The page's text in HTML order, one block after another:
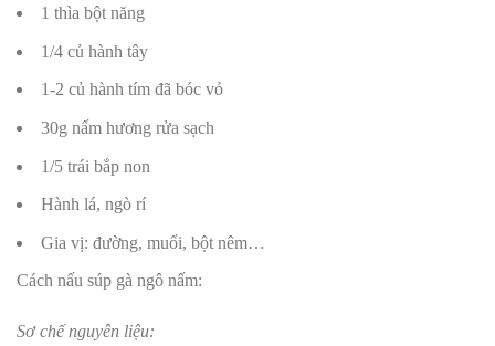
1 thìa bột năng
1/4 củ hành tây
1-2 củ hành tím đã bóc vỏ
30g nấm hương rửa sạch
1/5 trái bắp non
Hành lá, ngò rí
Gia vị: đường, muối, bột nêm…
Cách nấu súp gà ngô nấm:
Sơ chế nguyên liệu: